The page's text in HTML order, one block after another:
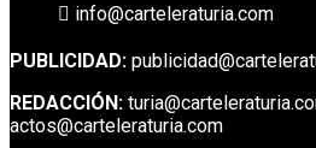
info@carteleraturia.com
PUBLICIDAD:
REDACCIÓN:
actos@carteleraturia.com